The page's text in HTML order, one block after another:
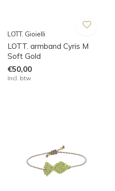
LOTT. Gioielli
LOTT. armband Cyris M
Soft Gold
€50,00
Incl. btw